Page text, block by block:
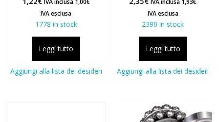
IVA inclusa 1,00€
IVA esclusa
1778 in stock
Leggi tutto
Aggiungi alla lista dei desideri
IVA inclusa 1,93€
IVA esclusa
2390 in stock
Leggi tutto
Aggiungi alla lista dei desideri